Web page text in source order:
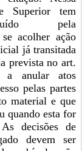
Superior tem
pela
acolher ação
já transitada
prevista no art.
a anular atos
pelas partes
material e que
quando esta for
decisões de
devem ser